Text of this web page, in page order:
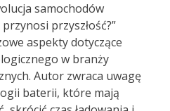
samochodów
przyszłość?”
aspekty dotyczące
w branży
Autor zwraca uwagę
baterii, które mają